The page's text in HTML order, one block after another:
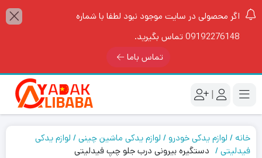
اگر محصولی در سایت موجود نبود لطفا با شماره
09192276148 تماس بگیرید.
تماس باما
|
خانه لوازم یدکی خودرو لوازم یدکی ماشین چینی
لوازم یدکی
فیدلیتی
دستگیره بیرونی درب جلو چپ فیدلیتی